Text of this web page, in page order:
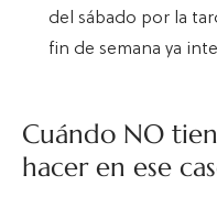
del sábado por la
fin de semana ya
Cuándo NO
hacer en ese